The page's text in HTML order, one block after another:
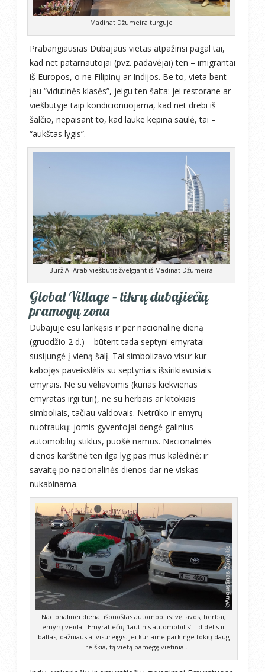
Madinat Džumeira turguje
Prabangiausias Dubajaus vietas atpažinsi pagal tai,
kad net patarnautojai (pvz. padavėjai) ten – imigrantai
iš Europos, o ne Filipinų ar Indijos. Be to, vieta bent
jau “vidutinės klasės”, jeigu ten šalta: jei restorane ar
viešbutyje taip kondicionuojama, kad net drebi iš
šalčio, nepaisant to, kad lauke kepina saulė, tai –
“aukštas lygis”.
Burž Al Arab viešbutis žvelgiant iš Madinat Džumeira
Global Village – tikrų dubajiečių
pramogų zona
Dubajuje esu lankęsis ir per nacionalinę dieną
(gruodžio 2 d.) – būtent tada septyni emyratai
susijungė į vieną šalį. Tai simbolizavo visur kur
kabojęs paveikslėlis su septyniais išsirikiavusiais
emyrais. Ne su vėliavomis (kurias kiekvienas
emyratas irgi turi), ne su herbais ar kitokiais
simboliais, tačiau valdovais. Netrūko ir emyrų
nuotraukų: jomis gyventojai dengė galinius
automobilių stiklus, puošė namus. Nacionalinės
dienos karštinė ten ilga lyg pas mus kalėdinė: ir
savaitę po nacionalinės dienos dar ne viskas
nukabinama.
Nacionalinei dienai išpuoštas automobilis: vėliavos, herbai,
emyrų veidai. Emyratiečių ‘tautinis automobilis’ – didelis ir
baltas, dažniausiai visureigis. Jei kuriame parkinge tokių daug
– reiškia, tą vietą pamėgę vietiniai.